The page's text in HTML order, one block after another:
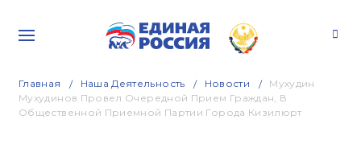
Главная Наша Деятельность Новости
Мухудин
Мухудинов Провел Очередной Прием Граждан, В
Общественной Приемной Партии Города Кизилюрт